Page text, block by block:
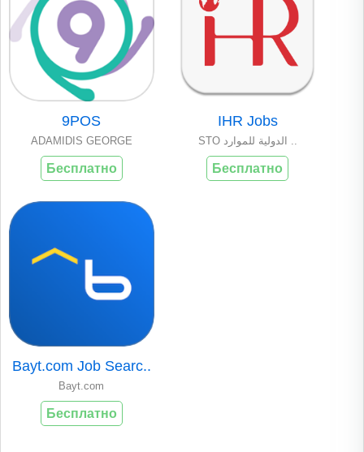
9POS
ADAMIDIS GEORGE
Бесплатно
IHR Jobs
STO الدولية للموارد ..
Бесплатно
Bayt.com Job Searc..
Bayt.com
Бесплатно